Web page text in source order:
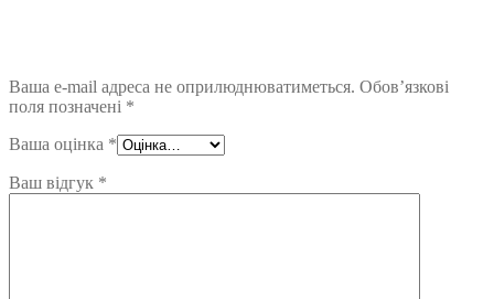
Ваша e-mail адреса не оприлюднюватиметься. Обов’язкові
поля позначені *
Ваша оцінка *
Ваш відгук *